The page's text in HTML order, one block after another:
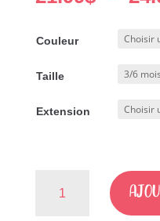
Couleur
Taille
Extension